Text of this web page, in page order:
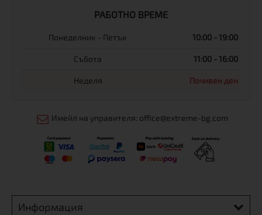
РАБОТНО ВРЕМЕ
Понеделник - Петък 10:00 - 19:00
Събота 11:00 - 16:00
Неделя Почивен ден
Имейл на управителя: office@extreme-bg.com
Информация